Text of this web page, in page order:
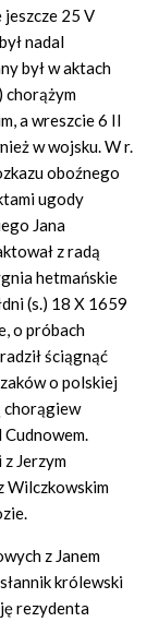
jeszcze 25 V
nadal
był w aktach
chorążym
a wreszcie 6 II
w wojsku. W r.
oboźnego
ugody
Jana
z radą
hetmańskie
(s.) 18 X 1659
o próbach
ściągnąć
o polskiej
chorągiew
Cudnowem.
Jerzym
Wilczkowskim
z Janem
królewski
rezydenta